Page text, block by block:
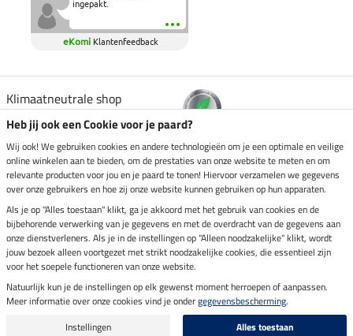
ingepakt.
eKomi Klantenfeedback
Klimaatneutrale shop
Verzending per
Veilig betalen met
Impressum
Laatste update op 08.08.2026 om 14:33 uur
Alle prijzen in euro's, incl. BTW, excl. verzendkosten.
Heb jij ook een Cookie voor je paard?
Wij ook! We gebruiken cookies en andere technologieën om je een optimale en veilige
online winkelen aan te bieden, om de prestaties van onze website te meten en om
relevante producten voor jou en je paard te tonen! Hiervoor verzamelen we gegevens
over onze gebruikers en hoe zij onze website kunnen gebruiken op hun apparaten.
Als je op "Alles toestaan" klikt, ga je akkoord met het gebruik van cookies en de
bijbehorende verwerking van je gegevens en met de overdracht van de gegevens aan
onze dienstverleners. Als je in de instellingen op "Alleen noodzakelijke" klikt, wordt
jouw bezoek alleen voortgezet met strikt noodzakelijke cookies, die essentieel zijn
voor het soepele functioneren van onze website.
Natuurlijk kun je de instellingen op elk gewenst moment herroepen of aanpassen.
Meer informatie over onze cookies vind je ondergegevensbescherming.
Instellingen
Alles toestaan